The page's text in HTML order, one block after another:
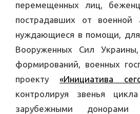
перемещенных лиц,
пострадавших от военной
нуждающиеся в помощи,
Вооруженных Сил
формирований, военных
проекту «Инициатива
контролируя звенья
зарубежными донорами